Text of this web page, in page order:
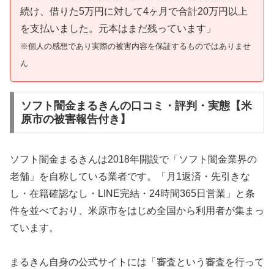
続け、借りた5万円に対して4ヶ月で合計20万円以上
を支払いました。元本はまだ残っています」
※個人の感想であり実際の被害内容を保証するものではありませ
ん
ソフト闇金まるきんの口コミ・評判・実態【米
原市の被害報告付き】
ソフト闇金まるきんは2018年開設で「ソフト闇金業界の
老舗」を自称している業者です。「月1返済・先引きな
し・在籍確認なし・LINE完結・24時間365日営業」と条
件を並べており、米原市をはじめ全国から利用者が集まっ
ています。
まるきん自身の公式サイトには「審査という審査を行って